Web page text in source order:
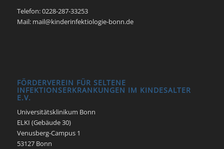
Telefon: 0228-287-33253
Mail: mail@kinderinfektiologie-bonn.de
FÖRDERVEREIN FÜR SELTENE
INFEKTIONSERKRANKUNGEN IM KINDESALTER
E.V.
Universitätsklinikum Bonn
ELKI (Gebäude 30)
Venusberg-Campus 1
53127 Bonn